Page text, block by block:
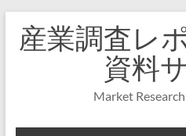
キ
産業調査レ
資料
Market